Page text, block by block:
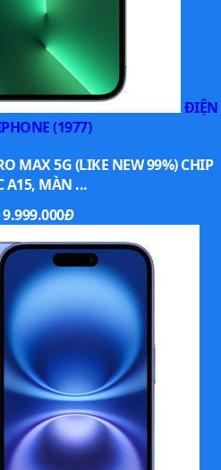
sắc iPhone Air
Blue, Light Gold, Cloud White
mang phong cách thanh lịch, tối
người dùng.
siêu sáng
OLED 6,5 inch cùng công nghệ
thích ứng từ 1-120Hz. Trải
hoặc chơi game trên máy khá
ĐIỆN
(1977)
MAX 5G (LIKE NEW 99%) CHIP
A15, MÀN ...
9.999.000Đ